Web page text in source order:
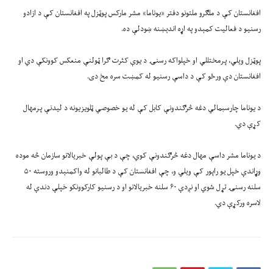
افغانستان کې د ملګرو ملتونو دفتر «یوناما» مشر مارکس پوټزل په افغانستان کې د ازادو
رسنیو د فعالیت کمېدو په اړه اندېښنه ښودلې ده.
پوټزل ويلي، پرمختللي او خپلواکه رسنۍ د یوې کثرت ګرا ټولنې منعکس کوونکې دي او
افغانستان دې ورځو کې د داسې رسنيو له کمښت سره مخ دی.
د یوناما چارسبمالي دغه څرګندونې کابل کې له يو خصوصي ټلویزیونه د لیدنې پرمهال
کړې دي.
د يوناما مشر داسې مهال دغه څرګندونې کوي، چې د بې پولې خبريالانو سازمان څه موده
وړاندې خپل يو راپور کې ويلي و، چې افغانستان کې د طالبانو له واکمنېدو وروسته ۵۰
سلنه رسنۍ تړل شوي او نږدې ۶۰ سلنه خبريالانو او د رسنيو کارکوونکو خپلې دندې له
لاسره ورکړې دي.